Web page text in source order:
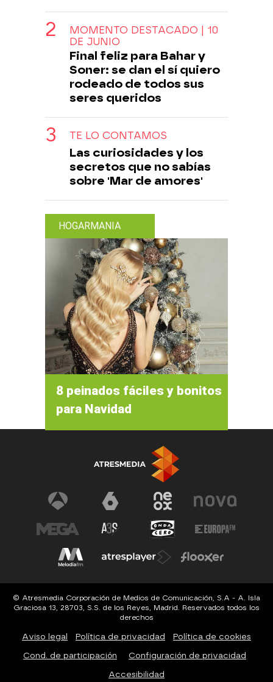
MOMENTO DESTACADO | 10
DE JUNIO
Final feliz para Bahar y
Soner: se dan el sí quiero
rodeado de todos sus
seres queridos
TE LO CONTAMOS
Las curiosidades y los
secretos que no sabías
sobre 'Mar de amores'
HOGARMANIA
8 peinados fáciles y bonitos
para Navidad
© Atresmedia Corporación de Medios de Comunicación, S.A - A. Isla
Graciosa 13, 28703, S.S. de los Reyes, Madrid. Reservados todos los
derechos
Aviso legal Política de privacidad Política de cookies
Cond. de participación Configuración de privacidad
Accesibilidad